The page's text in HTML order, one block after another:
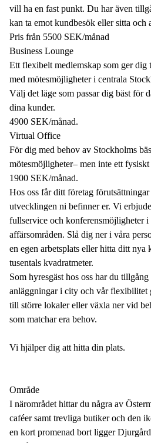
vill ha en fast punkt. Du har även
kan ta emot kundbesök eller sitta och
Pris från 5500 SEK/månad
Business Lounge
Ett flexibelt medlemskap som ger
med mötesmöjligheter i centrala
Välj det läge som passar dig bäst för
dina kunder.
4900 SEK/månad.
Virtual Office
För dig med behov av Stockholms
mötesmöjligheter– men inte ett
1900 SEK/månad.
Hos oss får ditt företag
utvecklingen ni befinner er. Vi
fullservice och konferensmöjligheter
affärsområden. Slå dig ner i våra
en egen arbetsplats eller hitta ditt nya
tusentals kvadratmeter.
Som hyresgäst hos oss har du
anläggningar i city och vår flexibilitet
till större lokaler eller växla ner vid
som matchar era behov.
Vi hjälper dig att hitta din plats.
Område
I närområdet hittar du några av
caféer samt trevliga butiker och den
en kort promenad bort ligger